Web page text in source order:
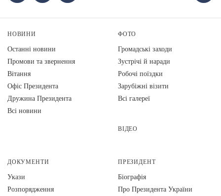
НОВИНИ
Останні новини
Промови та звернення
Вiтання
Офіс Президента
Дружина Президента
Всі новини
ФОТО
Громадські заходи
Зустрічі й наради
Робочі поїздки
Зарубіжні візити
Всі галереї
ВІДЕО
ДОКУМЕНТИ
Укази
Розпорядження
ПРЕЗИДЕНТ
Біографія
Про Президента України